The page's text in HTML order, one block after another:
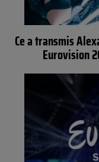
Ce a transmis
Eurovision